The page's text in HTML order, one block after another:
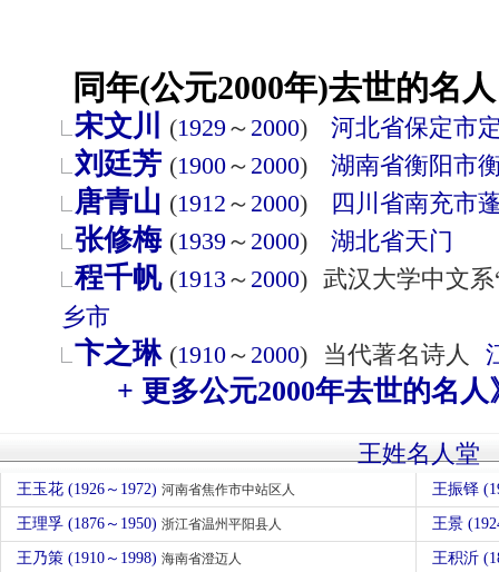
同年(公元2000年)去世的名
宋文川 (1929 ～ 2000) 河北省保定市
刘廷芳 (1900～ 2000) 湖南省衡阳市
唐青山 (1912 ～ 2000) 四川省南充市
张修梅 (1939 ～ 2000) 湖北省天门
程千帆 (1913 ～ 2000) 武汉大学中文
乡市
卞之琳 (1910～ 2000) 当代著名诗人
+ 更多公元2000年去世的名人
王姓名人堂
王玉花 (1926～1972) 河南省焦作市中站区人 王振铎
王理孚 (1876～1950) 浙江省温州平阳县人 王景
王乃策 (1910～1998) 海南省澄迈人 王积沂